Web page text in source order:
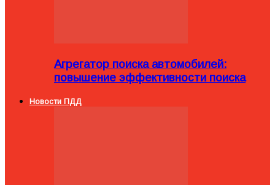
Агрегатор поиска автомобилей:
повышение эффективности поиска
Новости ПДД